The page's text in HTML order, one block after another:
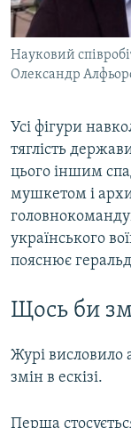
Науковий
Олександр
Усі фігури
тяглість
цього іншим
мушкетом і
українського
пояснює
Щось би
Журі висловило
змін в ескізі.
Перша